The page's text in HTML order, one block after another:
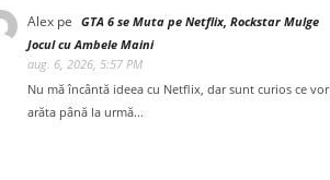
Alex pe GTA 6 se Muta pe Netflix, Rockstar Mulge
Jocul cu Ambele Maini
aug. 6, 2026, 5:57 PM
Nu mă încântă ideea cu Netflix, dar sunt curios ce vor
arăta până la urmă...